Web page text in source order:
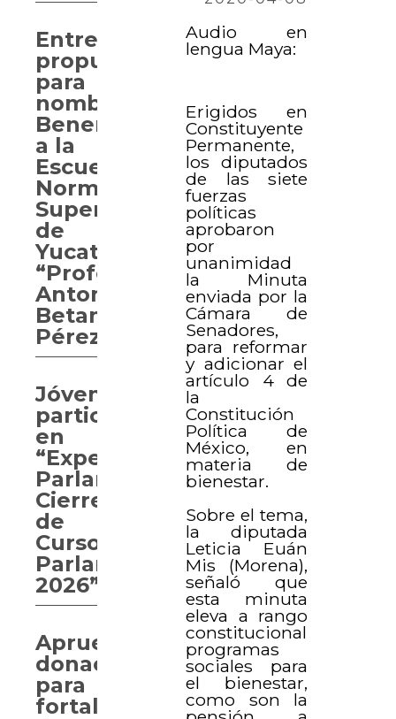
Audio en
lengua Maya:
Erigidos en
Constituyente
Permanente,
los diputados
de las siete
fuerzas
políticas
aprobaron
por
unanimidad
la Minuta
enviada por la
Cámara de
Senadores,
para reformar
y adicionar el
artículo 4 de
la
Constitución
Política de
México, en
materia de
bienestar.
Sobre el tema,
la diputada
Leticia Euán
Mis (Morena),
señaló que
esta minuta
eleva a rango
constitucional
programas
sociales para
el bienestar,
como son la
Entregan
propuesta
para
nombrar
Benemérita
a la
Escuela
Normal
Superior
de
Yucatán
“Profesor
Antonio
Betancourt
Pérez”
Jóvenes
participan
en
“Experiencia
Parlamentaria.
Cierre
de
Curso
Parlamentario
2026”
Aprueban
donaciones
para
fortalecer